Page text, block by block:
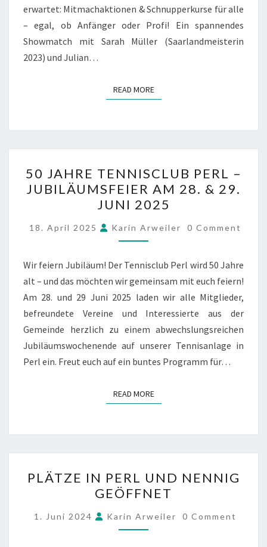
erwartet: Mitmachaktionen & Schnupperkurse für alle
– egal, ob Anfänger oder Profi! Ein spannendes
Showmatch mit Sarah Müller (Saarlandmeisterin
2023) und Julian…
READ MOREREAD MORE
JAHRE
TENNISCLUB
PERL
–
JUBILÄUMSFEIER
&
50 JAHRE TENNISCLUB PERL –
JUBILÄUMSFEIER AM 28. & 29.
JUNI 2025
18. April 2025 Karin Arweiler COMMENTS
0 Comment
Wir feiern Jubiläum! Der Tennisclub Perl wird 50 Jahre
alt – und das möchten wir gemeinsam mit euch feiern!
Am 28. und 29 Juni 2025 laden wir alle Mitglieder,
befreundete Vereine und Interessierte aus der
Gemeinde herzlich zu einem abwechslungsreichen
Jubiläumswochenende auf unserer Tennisanlage in
Perl ein. Freut euch auf ein buntes Programm für…
READ MOREREAD MORE
IN
PERL
UND
NENNIG
PLÄTZE IN PERL UND NENNIG
GEÖFFNET
1. Juni 2024 Karin Arweiler COMMENTS
0 Comment